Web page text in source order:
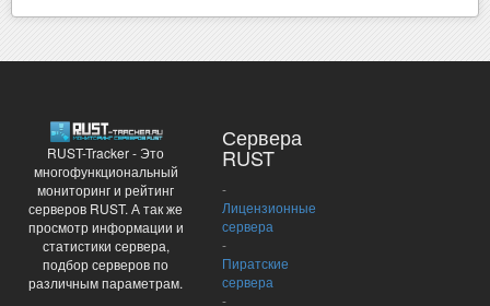
RUST-Tracker - Это
многофункциональный
мониторинг и рейтинг
серверов RUST. А так же
просмотр информации и
статистики сервера,
подбор серверов по
различным параметрам.
Сервера
RUST
-
Лицензионные
сервера
-
Пиратские
сервера
-